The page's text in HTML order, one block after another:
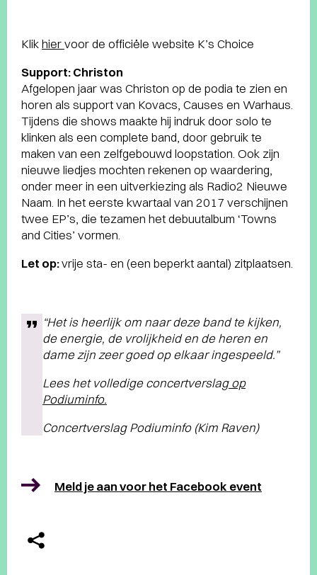
Klikhiervoor de officiële website K’s Choice
Support: Christon
Afgelopen jaar was Christon op de podia te zien en
horen als support van Kovacs, Causes en Warhaus.
Tijdens die shows maakte hij indruk door solo te
klinken als een complete band, door gebruik te
maken van een zelfgebouwd loopstation. Ook zijn
nieuwe liedjes mochten rekenen op waardering,
onder meer in een uitverkiezing als Radio2 Nieuwe
Naam. In het eerste kwartaal van 2017 verschijnen
twee EP’s, die tezamen het debuutalbum ‘Towns
and Cities’ vormen.
Let op:vrije sta- en (een beperkt aantal) zitplaatsen.
“Het is heerlijk om naar deze band te kijken,
de energie, de vrolijkheid en de heren en
dame zijn zeer goed op elkaar ingespeeld.”
Lees het volledige concertverslagop
Podiuminfo.
Concertverslag Podiuminfo (Kim Raven)
Meld je aan voor het Facebook event